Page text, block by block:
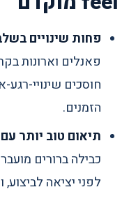
פחות שינויים
פאנלים וארונות
חוסכים שינויי-
הזמנים.
תיאום טוב יותר
כבילה ברורים
לפני יציאה